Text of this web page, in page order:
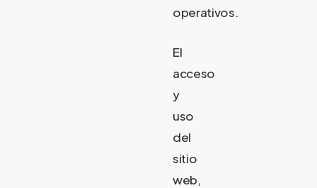
operativos.
El
acceso
y
uso
del
sitio
web,